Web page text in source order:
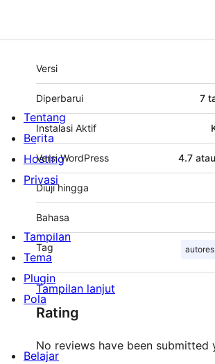
Meta
Versi
Diperbarui 7
Instalasi Aktif
Versi WordPress 4.7
Diuji hingga
Bahasa
Tag
Tampilan lanjut
Rating
No reviews have been submitted
Tentang
Berita
Hosting
Privasi
Tampilan
Tema
Plugin
Pola
Belajar